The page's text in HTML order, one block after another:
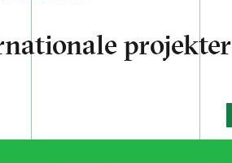
projekter